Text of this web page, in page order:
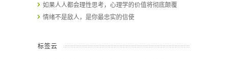
如果人人都会理性思考，心理学的价值将彻底颠覆
情绪不是敌人，是你最忠实的信使
标签云